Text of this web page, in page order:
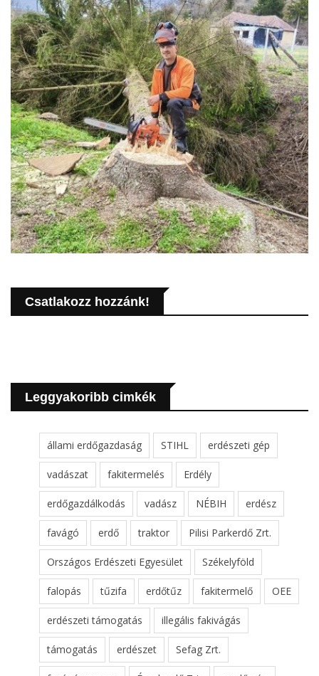
Csatlakozz hozzánk!
Leggyakoribb cimkék
állami erdőgazdaság STIHL erdészeti gép
vadászat fakitermelés Erdély
erdőgazdálkodás vadász NÉBIH erdész
favágó erdő traktor Pilisi Parkerdő Zrt.
Országos Erdészeti Egyesület Székelyföld
falopás tűzifa erdőtűz fakitermelő OEE
erdészeti támogatás illegális fakivágás
támogatás erdészet Sefag Zrt.